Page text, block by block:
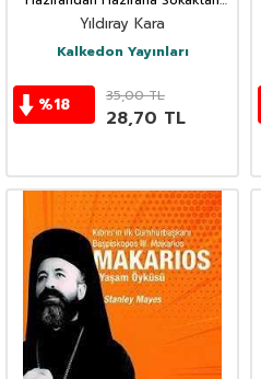
Parlamentoya
Yıldıray Kara
Kalkedon Yayınları
%18 35,00TL
28,70 TL